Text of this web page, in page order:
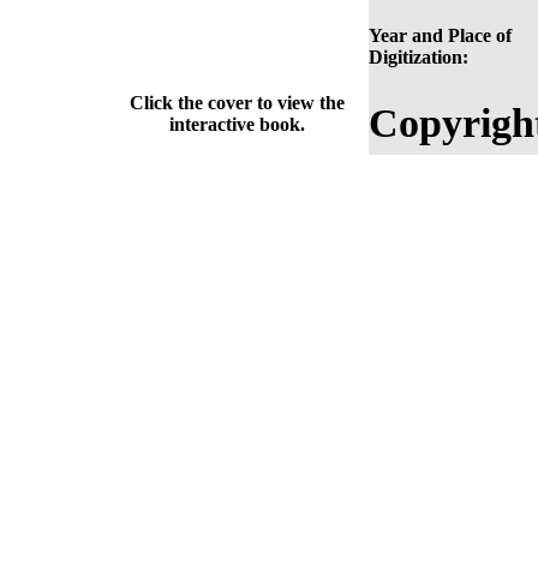
Year and Place of
Digitization:
Click the cover to view the
interactive book.